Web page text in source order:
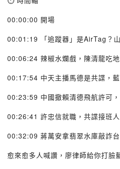
00:00:00 開場
00:01:19 「追蹤器」是AirTag？
00:06:24 辣椒水爛戲，陳清龍吃
00:17:54 中天主播馬德是共諜，
00:23:59 中國撤賴清德飛航許可
00:26:41 許忠信就職，共諜接班
00:32:09 蔣萬安拿翡翠水庫敲詐
愈來愈多人喊讚，廖律師給你打臉